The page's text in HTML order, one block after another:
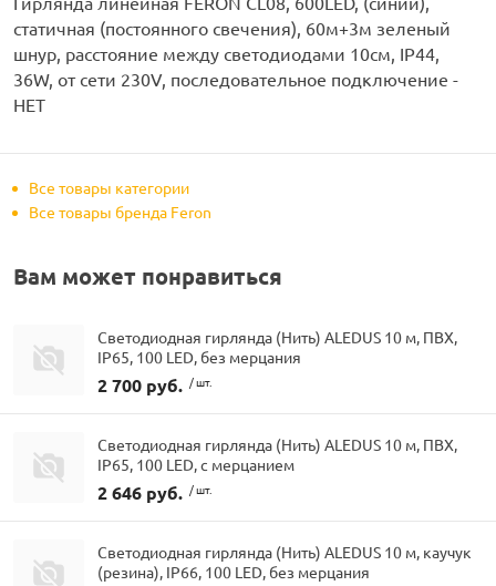
статичная (постоянного свечения), 60м+3м зеленый
шнур, расстояние между светодиодами 10см, IP44,
36W, от сети 230V, последовательное подключение -
НЕТ
Все товары категории
Все товары бренда Feron
Вам может понравиться
Светодиодная гирлянда (Нить) ALEDUS 10 м, ПВХ,
IP65, 100 LED, без мерцания
2 700 руб. / шт.
Светодиодная гирлянда (Нить) ALEDUS 10 м, ПВХ,
IP65, 100 LED, с мерцанием
2 646 руб. / шт.
Светодиодная гирлянда (Нить) ALEDUS 10 м, каучук
(резина), IP66, 100 LED, без мерцания